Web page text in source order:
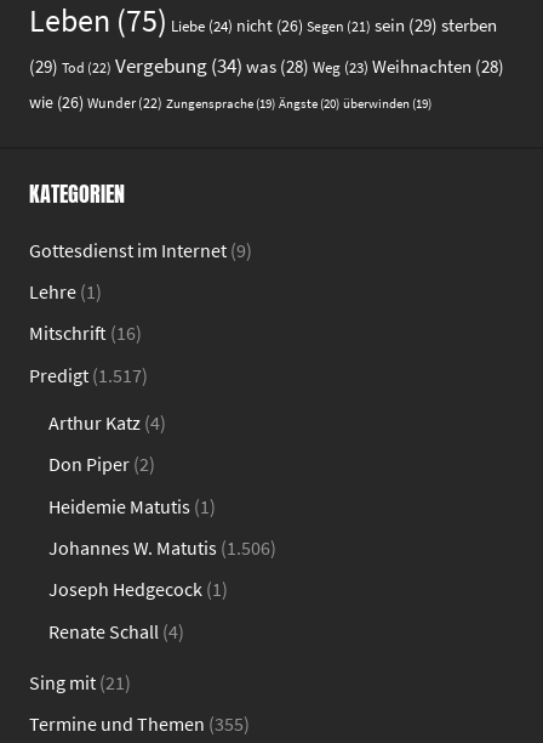
Leben (75) Liebe (24) nicht (26) Segen (21) sein (29) sterben
(29) Tod (22) Vergebung(34) was (28) Weg (23) Weihnachten (28)
wie (26) Wunder (22) Zungensprache (19) Ängste (20) überwinden (19)
KATEGORIEN
Gottesdienst im Internet (9)
Lehre (1)
Mitschrift (16)
Predigt (1.517)
Arthur Katz (4)
Don Piper (2)
Heidemie Matutis (1)
Johannes W. Matutis (1.506)
Joseph Hedgecock (1)
Renate Schall (4)
Sing mit (21)
Termine und Themen (355)